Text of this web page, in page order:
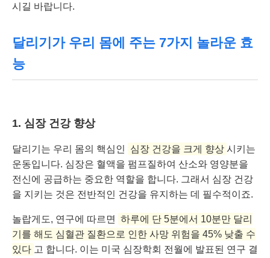
시길 바랍니다.
달리기가 우리 몸에 주는 7가지 놀라운 효
능
1. 심장 건강 향상
달리기는 우리 몸의 핵심인 심장 건강을 크게 향상 시키는
운동입니다. 심장은 혈액을 펌프질하여 산소와 영양분을
전신에 공급하는 중요한 역할을 합니다. 그래서 심장 건강
을 지키는 것은 전반적인 건강을 유지하는 데 필수적이죠.
놀랍게도, 연구에 따르면
하루에 단 5분에서 10분만 달리
기를 해도 심혈관 질환으로 인한 사망 위험을 45% 낮출 수
있다 고 합니다. 이는 미국 심장학회 전월에 발표된 연구 결